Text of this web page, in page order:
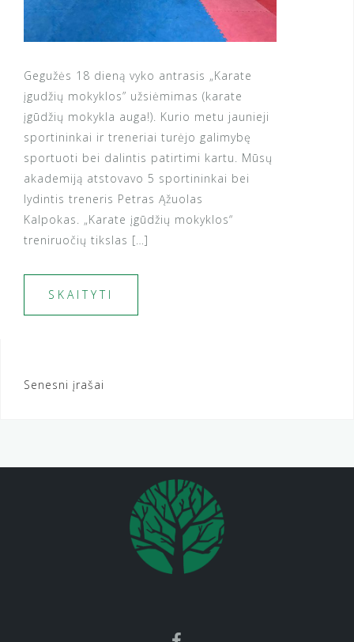
Gegužės 18 dieną vyko antrasis „Karate
įgudžių mokyklos” užsiėmimas (karate
įgūdžių mokykla auga!). Kurio metu jaunieji
sportininkai ir treneriai turėjo galimybę
sportuoti bei dalintis patirtimi kartu. Mūsų
akademiją atstovavo 5 sportininkai bei
lydintis treneris Petras Ąžuolas
Kalpokas. „Karate įgūdžių mokyklos“
treniruočių tikslas […]
SKAITYTI
Navigacija
Senesni įrašai